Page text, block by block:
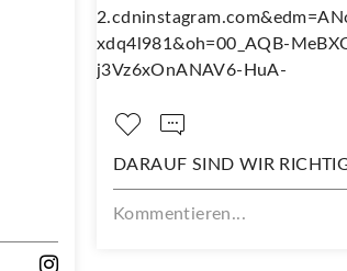
DARAUF SIND WIR RICHTIG STOLZ!
Kommentieren...